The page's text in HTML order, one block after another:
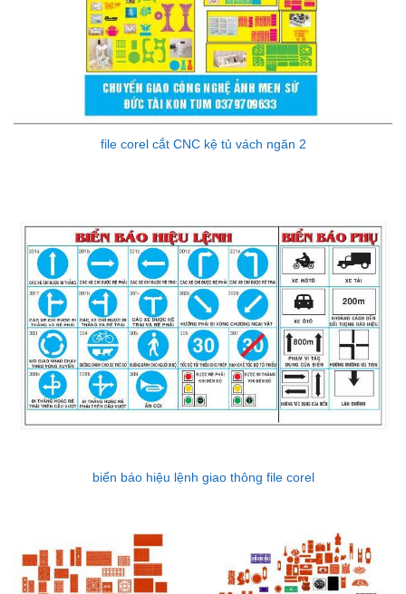
file corel cắt CNC kệ tủ vách ngăn 2
biển báo hiệu lệnh giao thông file corel